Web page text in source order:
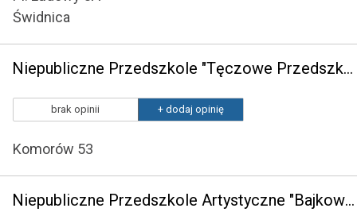
Świdnica
Niepubliczne Przedszkole "Tęczowe Przedszkole" z Oddziałami Integracyjnymi w Komorowie
brak opinii + dodaj opinię
Komorów 53
Niepubliczne Przedszkole Artystyczne "Bajkowy Domek"